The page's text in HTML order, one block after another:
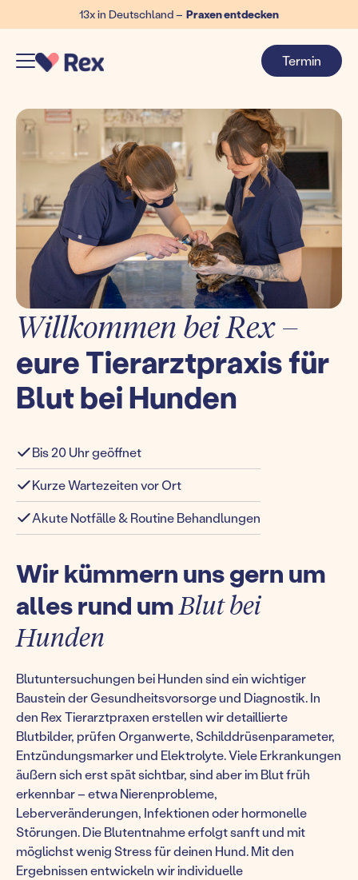
13x in Deutschland – Praxen entdecken
Termin
Willkommen bei Rex –
eure Tierarztpraxis für
Blut bei Hunden
Bis 20 Uhr geöffnet
Kurze Wartezeiten vor Ort
Akute Notfälle & Routine Behandlungen
Wir kümmern uns gern um
alles rund umBlut bei
Hunden
Blutuntersuchungen bei Hunden sind ein wichtiger
Baustein der Gesundheitsvorsorge und Diagnostik. In
den Rex Tierarztpraxen erstellen wir detaillierte
Blutbilder, prüfen Organwerte, Schilddrüsenparameter,
Entzündungsmarker und Elektrolyte. Viele Erkrankungen
äußern sich erst spät sichtbar, sind aber im Blut früh
erkennbar – etwa Nierenprobleme,
Leberveränderungen, Infektionen oder hormonelle
Störungen. Die Blutentnahme erfolgt sanft und mit
möglichst wenig Stress für deinen Hund. Mit den
Ergebnissen entwickeln wir individuelle